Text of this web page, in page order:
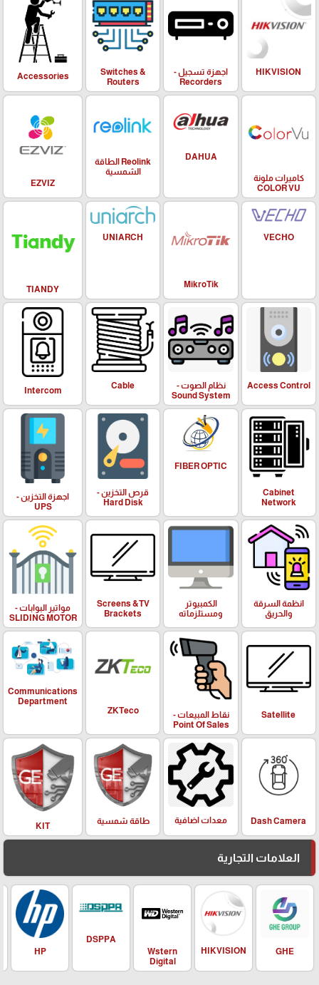
HIKVISION
اجهزة تسجيل -
Recorders
Switches &
Routers
Accessories
كاميرات ملونة
COLOR VU
DAHUA
Reolink الطاقة
الشمسية
EZVIZ
VECHO
MikroTik
UNIARCH
TIANDY
Access Control
نظام الصوت -
Sound System
Cable
Intercom
Cabinet
Network
FIBER OPTIC
قرص التخزين -
Hard Disk
اجهزة التخزين -
UPS
انظمة السرقة
والحريق
الكمبيوتر
ومستلزماته
Screens &TV
Brackets
مواتير البوابات -
SLIDING MOTOR
Satellite
نقاط المبيعات -
Point Of Sales
ZKTeco
Communications
Department
Dash Camera معدات اضافية طاقة شمسية KIT
العلامات التجارية
GHE
HIKVISION
Wstern
Digital
DSPPA
HP